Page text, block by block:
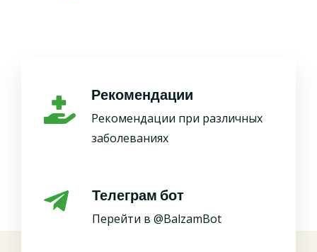
Рекомендации
Рекомендации при различных
заболеваниях
Телеграм бот
Перейти в @BalzamBot